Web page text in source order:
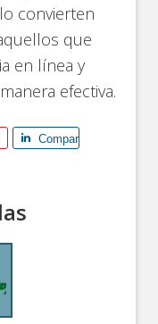
convierten
que
en línea y
efectiva.
Comparte